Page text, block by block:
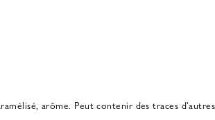
arôme. Peut contenir des traces